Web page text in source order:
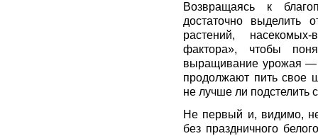
Возвращаясь к
достаточно выделить
растений, насекомых-
фактора», чтобы
выращивание урожая —
продолжают пить свое
не лучше ли подстелить
Не первый и, видимо,
без праздничного